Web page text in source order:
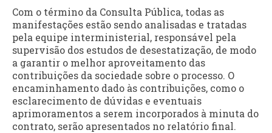
Com o término da Consulta Pública, todas as
manifestações estão sendo analisadas e tratadas
pela equipe interministerial, responsável pela
supervisão dos estudos de desestatização, de modo
a garantir o melhor aproveitamento das
contribuições da sociedade sobre o processo. O
encaminhamento dado às contribuições, como o
esclarecimento de dúvidas e eventuais
aprimoramentos a serem incorporados à minuta do
contrato, serão apresentados no relatório final.